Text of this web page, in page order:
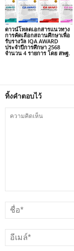
ดาวน์โหลดเอกสารแนวทาง
การคัดเลือกสถานศึกษาเพื่อ
รับรางวัล IQA AWARD
ประจำปีการศึกษา 2568
จำนวน 4 รายการ โดย สพฐ.
ทิ้งคำตอบไว้